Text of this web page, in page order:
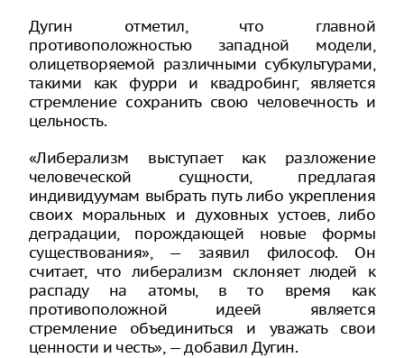
Дугин отметил, что главной
противоположностью западной модели,
олицетворяемой различными субкультурами,
такими как фурри и квадробинг, является
стремление сохранить свою человечность и
цельность.
«Либерализм выступает как разложение
человеческой сущности, предлагая
индивидуумам выбрать путь либо укрепления
своих моральных и духовных устоев, либо
деградации, порождающей новые формы
существования», — заявил философ. Он
считает, что либерализм склоняет людей к
распаду на атомы, в то время как
противоположной идеей является
стремление объединиться и уважать свои
ценности и честь», — добавил Дугин.